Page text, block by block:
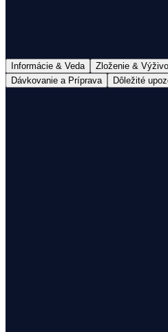
Informácie & Veda
Zloženie &
Dávkovanie a Príprava
Dôležité